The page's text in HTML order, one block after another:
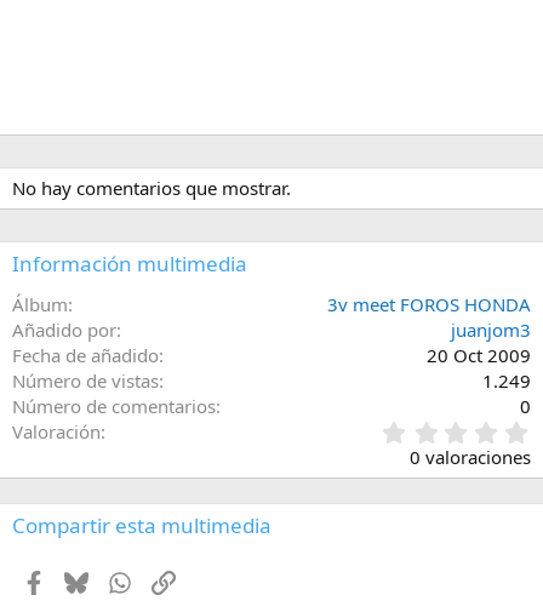
No hay comentarios que mostrar.
Información multimedia
Álbum
3v meet FOROS HONDA
Añadido por
juanjom3
Fecha de añadido
20 Oct 2009
Número de vistas
1.249
Número de comentarios
0
Valoración
,
0
0
0 valoraciones
Compartir esta multimedia
Facebook
BlueskyWhatsApp
Enlace